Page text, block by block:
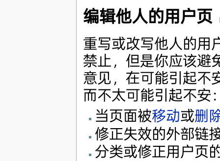
编辑他人的用户页
重写或改写他人的用
禁止，但是你应该避
意见，在可能引起不
而不太可能引起不安
当页面被移动或删
修正失效的外部链
分类或修正用户页